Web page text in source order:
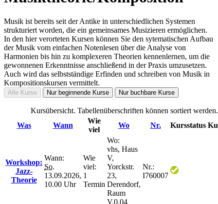
Musik ist bereits seit der Antike in unterschiedlichen Systemen
strukturiert worden, die ein gemeinsames Musizieren ermöglichen.
In den hier verorteten Kursen können Sie den sytematischen Aufbau
der Musik vom einfachen Notenlesen über die Analyse von
Harmonien bis hin zu komplexeren Theorien kennenlernen, um die
gewonnenen Erkenntnisse anschließend in der Praxis umzusetzen.
Auch wird das selbstständige Erfinden und schreiben von Musik in
Kompositionskursen vermittelt.
Alle Kurse Nur beginnende Kurse Nur buchbare Kurse
Kursübersicht. Tabellenüberschriften können sortiert werden.
Was
Wann
Wie
viel
Wo Nr. Kursstatus
Workshop:
Jazz-
Theorie
Wann:
So.
13.09.2026,
10.00 Uhr
Wie
viel:
1
Termin
Wo:
vhs, Haus
V,
Yorckstr.
23,
Derendorf,
Raum
V.0.04
Nr.:
I760007